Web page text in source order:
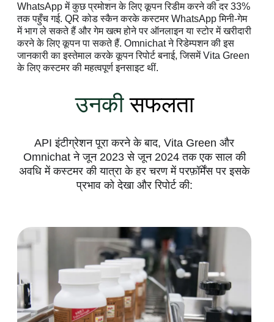
WhatsApp में कुछ प्रमोशन के लिए कूपन रिडीम करने की दर 33%
तक पहुँच गई. QR कोड स्कैन करके कस्टमर WhatsApp मिनी-गेम
में भाग ले सकते हैं और गेम खत्म होने पर ऑनलाइन या स्टोर में खरीदारी
करने के लिए कूपन पा सकते हैं. Omnichat ने रिडेम्पशन की इस
जानकारी का इस्तेमाल करके कूपन रिपोर्ट बनाई, जिसमें Vita Green
के लिए कस्टमर की महत्वपूर्ण इनसाइट थीं.
उनकीसफलता
API इंटीग्रेशन पूरा करने के बाद, Vita Green और
Omnichat ने जून 2023 से जून 2024 तक एक साल की
अवधि में कस्टमर की यात्रा के हर चरण में परफ़ॉर्मेंस पर इसके
प्रभाव को देखा और रिपोर्ट की: